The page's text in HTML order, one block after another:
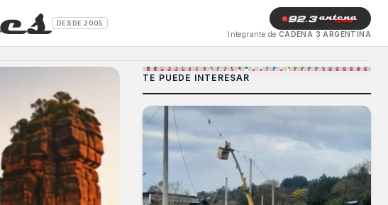
DESDE 2005
Integrante de CADENA 3 ARGENTINA
TE PUEDE INTERESAR